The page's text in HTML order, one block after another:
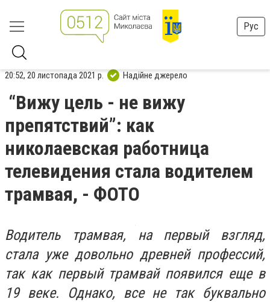
Рус
20:52, 20 листопада 2021 р. Надійне джерело
“Вижу цель - не вижу
препятствий”: как
николаевская работница
телевидения стала водителем
трамвая, - ФОТО
Водитель трамвая, на первый взгляд,
стала уже довольно древней профессий,
так как первый трамвай появился еще в
19 веке. Однако, все не так буквально